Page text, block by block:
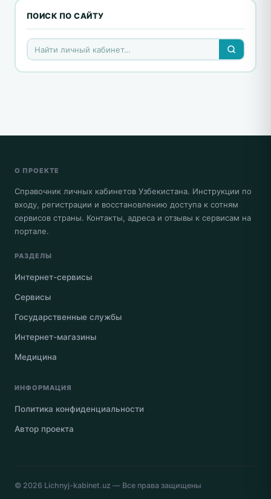
ПОИСК ПО САЙТУ
О ПРОЕКТЕ
Справочник личных кабинетов Узбекистана. Инструкции по
входу, регистрации и восстановлению доступа к сотням
сервисов страны. Контакты, адреса и отзывы к сервисам на
портале.
РАЗДЕЛЫ
Интернет-сервисы
Сервисы
Государственные службы
Интернет-магазины
Медицина
ИНФОРМАЦИЯ
Политика конфиденциальности
Автор проекта
© 2026 Lichnyj-kabinet.uz — Все права защищены